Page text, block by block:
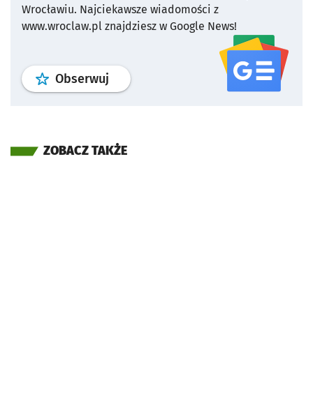
Wrocławiu. Najciekawsze wiadomości z
www.wroclaw.pl znajdziesz w Google News!
Obserwuj profil serwisu
ZOBACZ TAKŻE